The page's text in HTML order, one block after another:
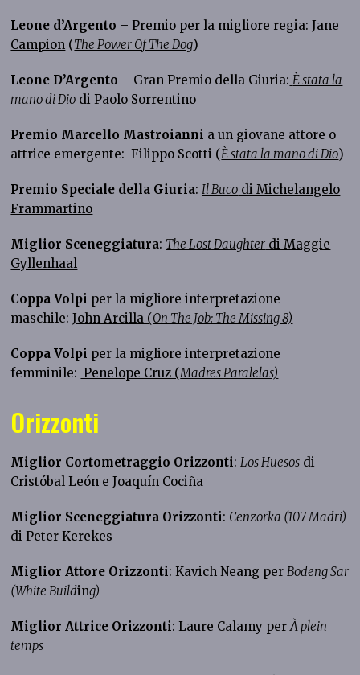
Leone d’Argento – Premio per la migliore regia:Jane
Campion (The Power Of The Dog)
Leone D’Argento – Gran Premio della Giuria: È stata la
mano di Dio diPaolo Sorrentino
Premio Marcello Mastroianni a un giovane attore o
attrice emergente: Filippo Scotti (È stata la mano di Dio)
Premio Speciale della Giuria: Il Buco di Michelangelo
Frammartino
Miglior Sceneggiatura: The Lost Daughter di Maggie
Gyllenhaal
Coppa Volpi per la migliore interpretazione
maschile:John Arcilla (On The Job: The Missing 8)
Coppa Volpi per la migliore interpretazione
femminile: Penelope Cruz (Madres Paralelas)
Orizzonti
Miglior Cortometraggio Orizzonti: Los Huesos di
Cristóbal León e Joaquín Cociña
Miglior Sceneggiatura Orizzonti: Cenzorka (107 Madri)
di Peter Kerekes
Miglior Attore Orizzonti: Kavich Neang per Bodeng Sar
(White Building)
Miglior Attrice Orizzonti: Laure Calamy perÀ plein
temps